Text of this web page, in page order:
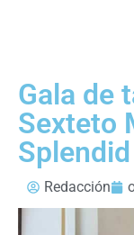
Gala de
Sexteto
Redacción